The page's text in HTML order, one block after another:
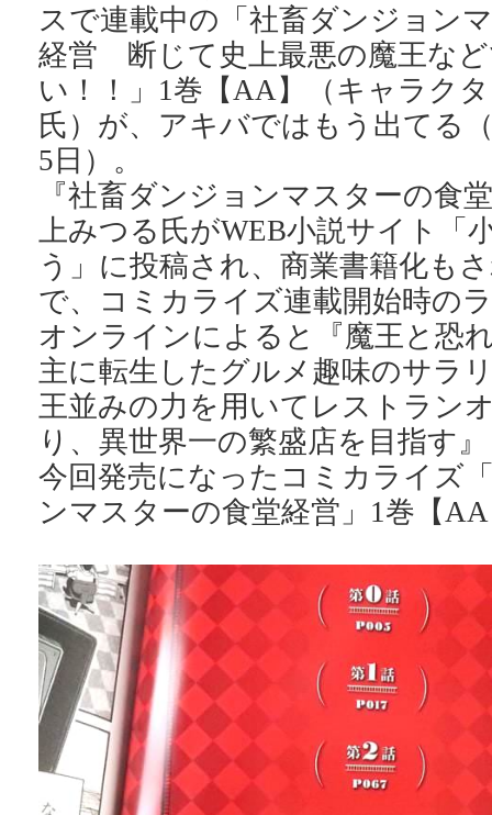
スで連載中の「社畜ダンジョン
経営 断じて史上最悪の魔王な
い！！」1巻【AA】（キャラク
氏）が、アキバではもう出てる
5日）。
『社畜ダンジョンマスターの食
上みつる氏がWEB小説サイト「
う」に投稿され、商業書籍化も
で、コミカライズ連載開始時の
オンラインによると『魔王と恐
主に転生したグルメ趣味のサラ
王並みの力を用いてレストラン
り、異世界一の繁盛店を目指す
今回発売になったコミカライズ
ンマスターの食堂経営」1巻【